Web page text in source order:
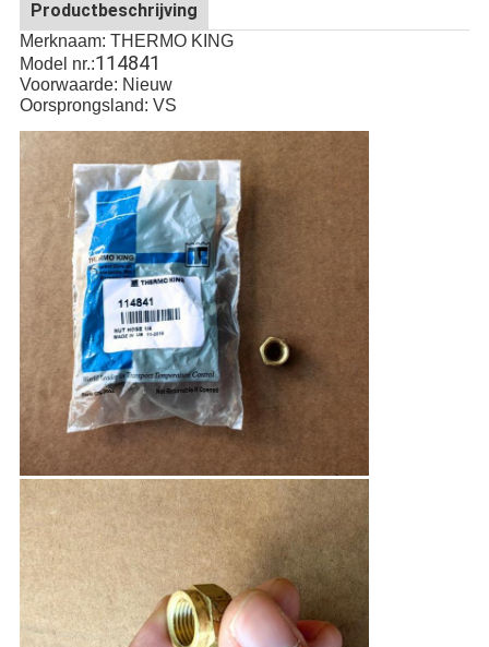
Productbeschrijving
Merknaam: THERMO KING
Model nr.:114841
Voorwaarde: Nieuw
Oorsprongsland: VS